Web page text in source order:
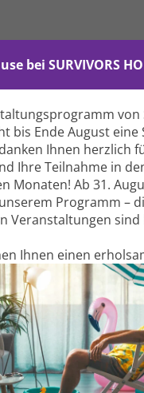
bei SURVIVORS
von
bis Ende August
Ihnen herzlich
Ihre Teil­nahme in
Monaten! Ab 31.
Programm –
Veranstal­tungen
Ihnen einen
zur
Weiße